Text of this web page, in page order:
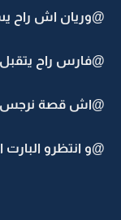
@وريان اش راح
@فارس راح
@اش قصة نرجس
@و انتظرو البارت